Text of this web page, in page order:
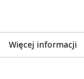
Więcej informacji